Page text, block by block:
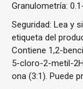
Granulometría:
Seguridad: Lea y
etiqueta del
Contiene 1,2-
5-cloro-2-metil-
ona (3:1). Puede